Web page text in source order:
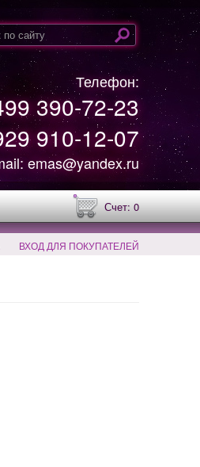
Телефон:
390-72-23
910-12-07
emas@yandex.ru
Счет: 0
ВХОД ДЛЯ ПОКУПАТЕЛЕЙ